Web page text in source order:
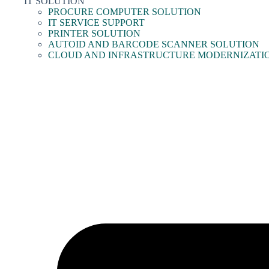
PROCURE COMPUTER SOLUTION
IT SERVICE SUPPORT
PRINTER SOLUTION
AUTOID AND BARCODE SCANNER SOLUTION
CLOUD AND INFRASTRUCTURE